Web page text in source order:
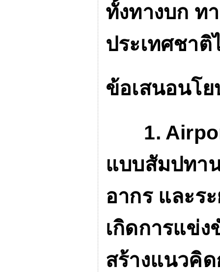
ทั้งทางบก ท
ประเทศชาติ
ข้อเสนอนโย
1.
แบบสัมปทา
อากร และร
เกิดการแข่
สร้างแนวคิ